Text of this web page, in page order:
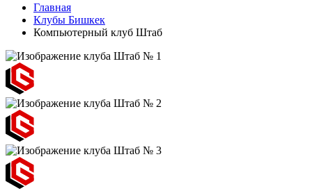
Главная
Клубы Бишкек
Компьютерный клуб Штаб